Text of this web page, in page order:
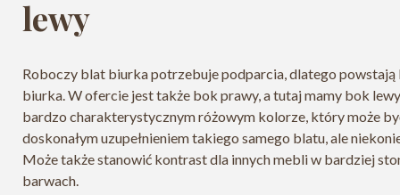
lewy
Roboczy blat biurka potrzebuje podparcia, dlatego
biurka. W ofercie jest także bok prawy, a tutaj mamy bok
bardzo charakterystycznym różowym kolorze, który może
doskonałym uzupełnieniem takiego samego blatu, ale
Może także stanowić kontrast dla innych mebli w bardziej
barwach.